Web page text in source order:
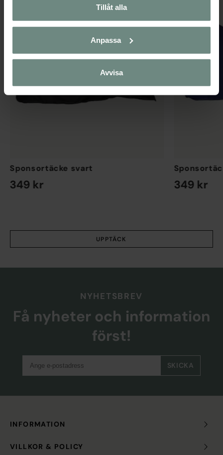
Tillåt alla
Anpassa
Avvisa
Sponsortäcke svart
349 kr 349 kr
UPPTÄCK
NYHETSBREV
Få nyheter och information
först!
SKICKA
INFORMATION
VILLKOR & POLICY